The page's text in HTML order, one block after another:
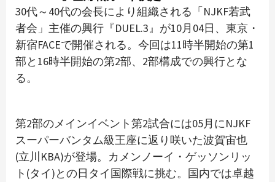
30代～40代の会長により組織される「NJKF若武
者会」主催の興行『DUEL.3』が10月04日、東京・
新宿FACEで開催される。今回は11時半開始の第1
部と16時半開始の第2部、2部構成での興行とな
る。
第2部のメインイベント第2試合には05月にNJKF
スーパーバンタム級王座に返り咲いた波賀宙也
(立川KBA)が登場。カメンノーイ・ゲッソンリッ
ト(タイ)との日タイ国際戦に挑む。国内では卓越